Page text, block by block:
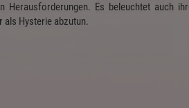
Herausforderungen. Es beleuchtet auch
als Hysterie abzutun.